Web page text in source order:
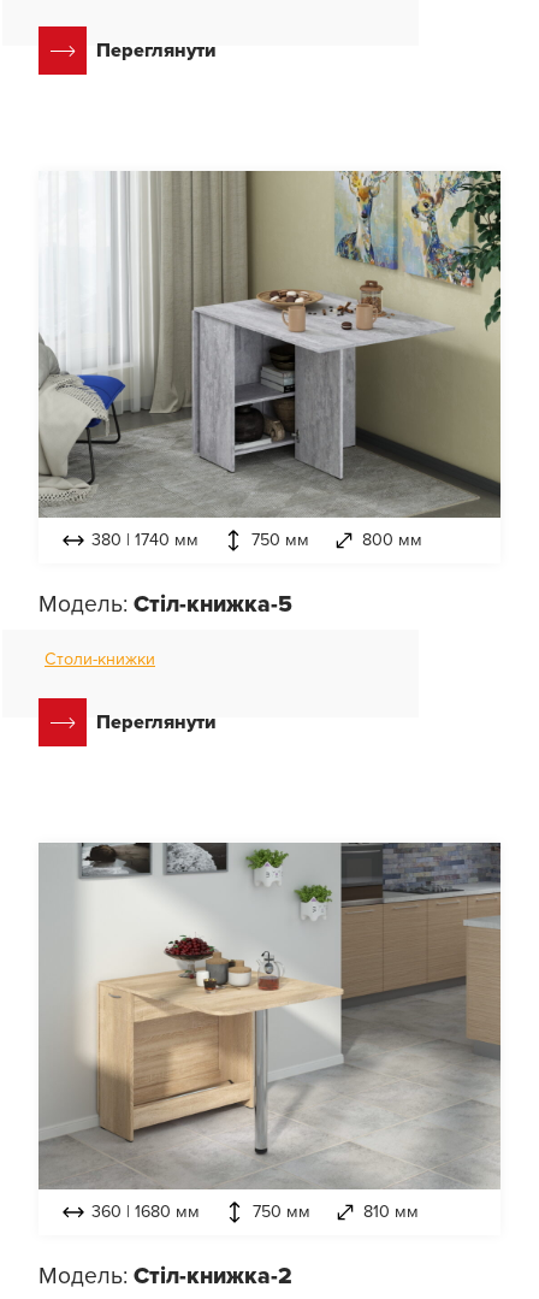
Переглянути
380 | 1740 мм 750 мм 800 мм
Модель: Стіл-книжка-5
Столи-книжки
Переглянути
360 | 1680 мм 750 мм 810 мм
Модель: Стіл-книжка-2